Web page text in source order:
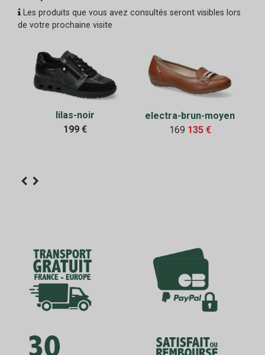
Les produits que vous avez consultés seront visibles lors
de votre prochaine visite
lilas-noir
199 €
electra-brun-moyen
169 135 €